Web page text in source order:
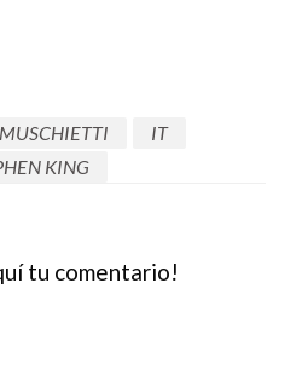
IT
KING
tu comentario!